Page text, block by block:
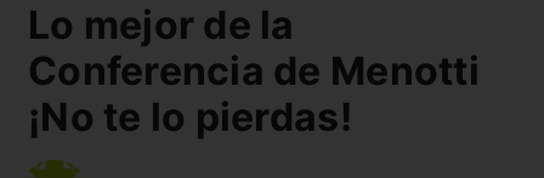
Lo mejor de la
Conferencia de Menotti
¡No te lo pierdas!